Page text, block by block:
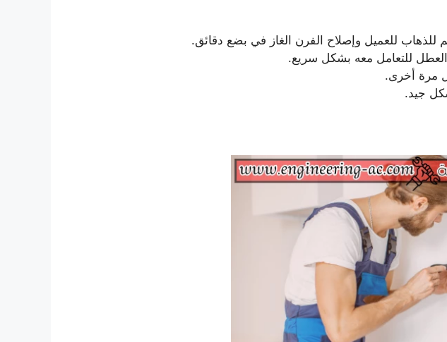
للعميل وإصلاح الفرن الغاز في بضع دقائق.
للتعامل معه بشكل سريع.
مرة أخرى.
جيد.